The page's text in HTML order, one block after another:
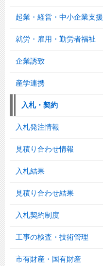
起業・経営・中小企業支援
就労・雇用・勤労者福祉
企業誘致
産学連携
入札・契約
入札発注情報
見積り合わせ情報
入札結果
見積り合わせ結果
入札契約制度
工事の検査・技術管理
市有財産・国有財産